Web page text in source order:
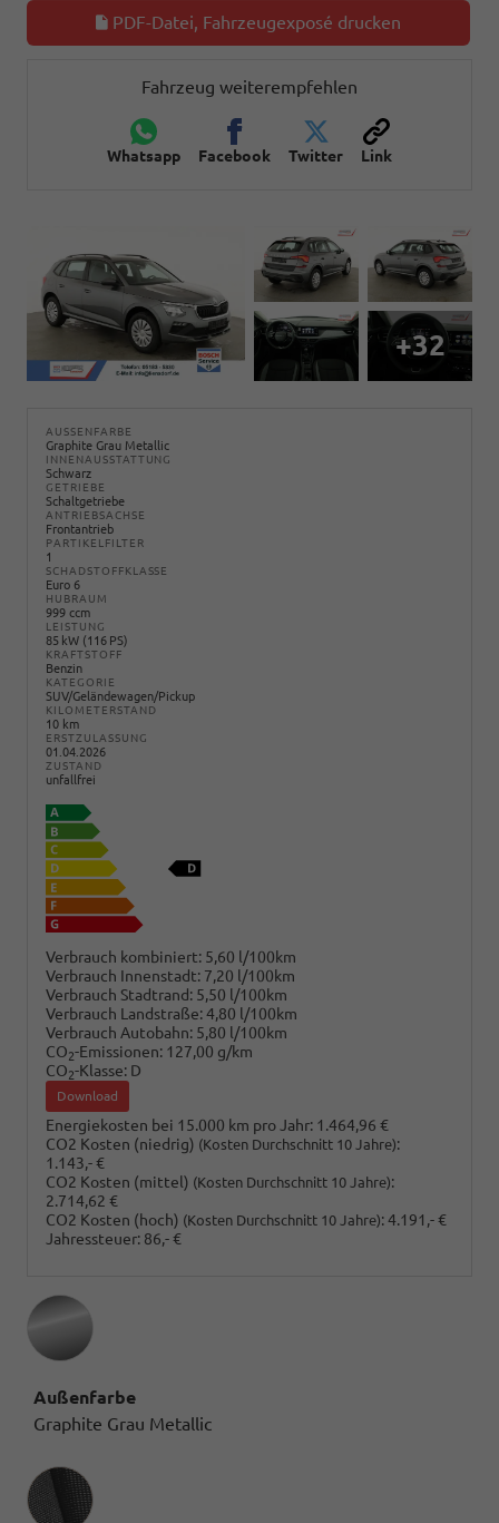
PDF-Datei, Fahrzeugexposé drucken
Fahrzeug weiterempfehlen
Whatsapp Facebook Twitter Link
+32
AUSSENFARBE
Graphite Grau Metallic
INNENAUSSTATTUNG
Schwarz
GETRIEBE
Schaltgetriebe
ANTRIEBSACHSE
Frontantrieb
PARTIKELFILTER
1
SCHADSTOFFKLASSE
Euro 6
HUBRAUM
999 ccm
LEISTUNG
85 kW (116 PS)
KRAFTSTOFF
Benzin
KATEGORIE
SUV/Geländewagen/Pickup
KILOMETERSTAND
10 km
ERSTZULASSUNG
01.04.2026
ZUSTAND
unfallfrei
Verbrauch kombiniert: 5,60 l/100km
Verbrauch Innenstadt: 7,20 l/100km
Verbrauch Stadtrand: 5,50 l/100km
Verbrauch Landstraße:4,80 l/100km
Verbrauch Autobahn: 5,80 l/100km
CO2-Emissionen: 127,00 g/km
CO2-Klasse: D
Download
Energiekosten bei 15.000 km pro Jahr: 1.464,96 €
CO2 Kosten (niedrig) (Kosten Durchschnitt 10 Jahre):
1.143,- €
CO2 Kosten (mittel) (Kosten Durchschnitt 10 Jahre):
2.714,62 €
CO2 Kosten (hoch) (Kosten Durchschnitt 10 Jahre):4.191,- €
Jahressteuer: 86,- €
Außenfarbe
Graphite Grau Metallic
Innenausstattung